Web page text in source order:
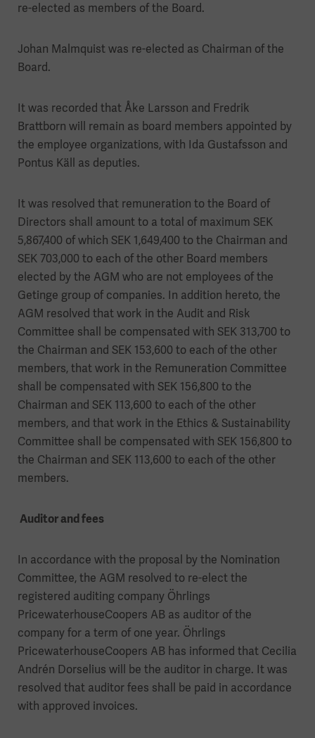
re-elected as members of the Board.
Johan Malmquist was re-elected as Chairman of the
Board.
It was recorded that Åke Larsson and Fredrik
Brattborn will remain as board members appointed by
the employee organizations, with Ida Gustafsson and
Pontus Käll as deputies.
It was resolved that remuneration to the Board of
Directors shall amount to a total of maximum SEK
5,867,400 of which SEK 1,649,400 to the Chairman and
SEK 703,000 to each of the other Board members
elected by the AGM who are not employees of the
Getinge group of companies. In addition hereto, the
AGM resolved that work in the Audit and Risk
Committee shall be compensated with SEK 313,700 to
the Chairman and SEK 153,600 to each of the other
members, that work in the Remuneration Committee
shall be compensated with SEK 156,800 to the
Chairman and SEK 113,600 to each of the other
members, and that work in the Ethics & Sustainability
Committee shall be compensated with SEK 156,800 to
the Chairman and SEK 113,600 to each of the other
members.
Auditor and fees
In accordance with the proposal by the Nomination
Committee, the AGM resolved to re-elect the
registered auditing company Öhrlings
PricewaterhouseCoopers AB as auditor of the
company for a term of one year. Öhrlings
PricewaterhouseCoopers AB has informed that Cecilia
Andrén Dorselius will be the auditor in charge. It was
resolved that auditor fees shall be paid in accordance
with approved invoices.